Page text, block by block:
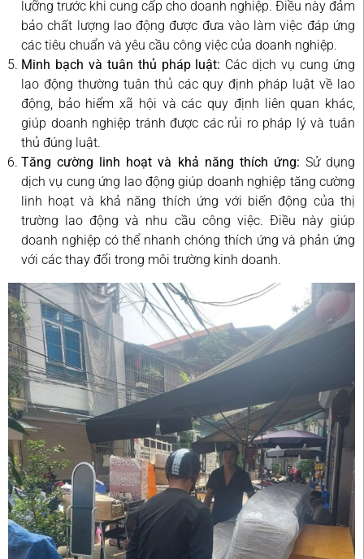
lưỡng trước khi cung cấp cho doanh nghiệp. Điều này đảm
bảo chất lượng lao động được đưa vào làm việc đáp ứng
các tiêu chuẩn và yêu cầu công việc của doanh nghiệp.
Minh bạch và tuân thủ pháp luật: Các dịch vụ cung ứng
lao động thường tuân thủ các quy định pháp luật về lao
động, bảo hiểm xã hội và các quy định liên quan khác,
giúp doanh nghiệp tránh được các rủi ro pháp lý và tuân
thủ đúng luật.
Tăng cường linh hoạt và khả năng thích ứng: Sử dụng
dịch vụ cung ứng lao động giúp doanh nghiệp tăng cường
linh hoạt và khả năng thích ứng với biến động của thị
trường lao động và nhu cầu công việc. Điều này giúp
doanh nghiệp có thể nhanh chóng thích ứng và phản ứng
với các thay đổi trong môi trường kinh doanh.